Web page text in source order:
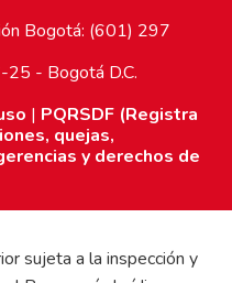
Bogotá: (601) 297
25 - Bogotá D.C.
| PQRSDF (Registra
quejas,
y derechos de
sujeta a la inspección y